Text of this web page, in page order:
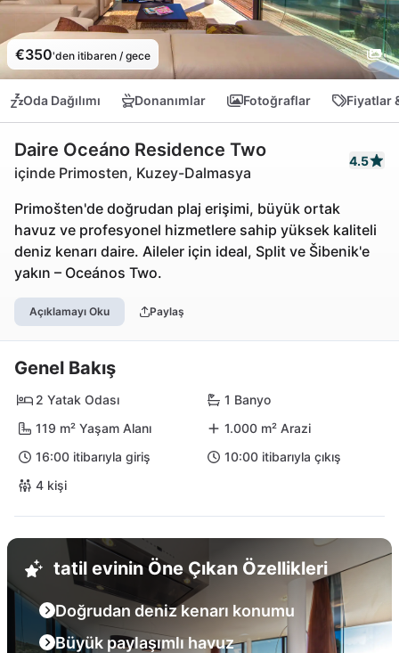
€350'den itibaren / gece
Oda Dağılımı Donanımlar Fotoğraflar Fiyatlar
Daire Oceáno Residence Two
içinde Primosten, Kuzey-Dalmasya
4.5
Primošten'de doğrudan plaj erişimi, büyük ortak
havuz ve profesyonel hizmetlere sahip yüksek kaliteli
deniz kenarı daire. Aileler için ideal, Split ve Šibenik'e
yakın – Oceános Two.
Açıklamayı Oku Paylaş
Genel Bakış
2 Yatak Odası
1 Banyo
119 m² Yaşam Alanı
1.000 m² Arazi
16:00 itibarıyla giriş
10:00 itibarıyla çıkış
4 kişi
tatil evinin Öne Çıkan Özellikleri
Doğrudan deniz kenarı konumu
Büyük paylaşımlı havuz